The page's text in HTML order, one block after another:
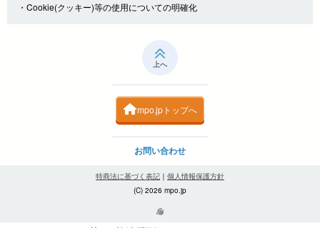
・Cookie(クッキー)等の使用についての明確化
上へ
mpo.jpトップへ
お問い合わせ
特商法に基づく表記 ｜ 個人情報保護方針
(C) 2026 mpo.jp